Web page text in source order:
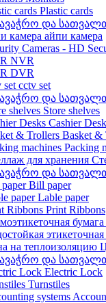
Plastic cards
айпи камера
NVR
DVR
cctv set
Store shelves
Cashier
Basket &
Packing
Bill paper
Lable paper
Print Ribbons
Electric Lock
Turnstiles